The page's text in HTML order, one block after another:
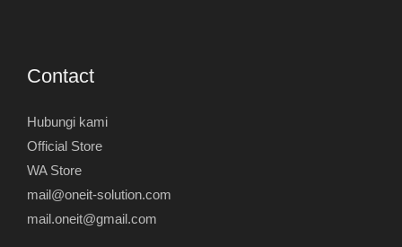
Contact
Hubungi kami
Official Store
WA Store
mail@oneit-solution.com
mail.oneit@gmail.com